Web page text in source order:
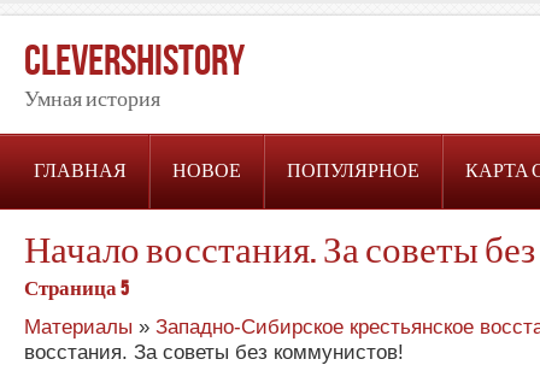
CleversHistory
Умная история
ГЛАВНАЯ НОВОЕ ПОПУЛЯРНОЕ КАРТА
Начало восстания. За советы
Страница 5
Материалы » Западно-Сибирское крестьянское
восстания. За советы без коммунистов!